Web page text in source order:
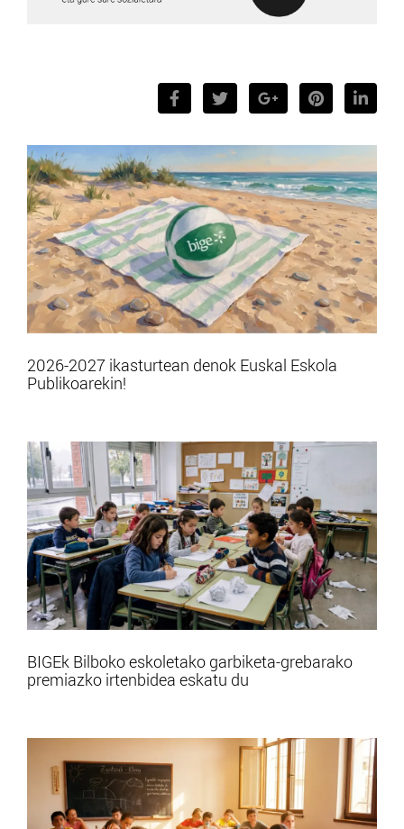
2026-2027 ikasturtean denok Euskal Eskola
Publikoarekin!
BIGEk Bilboko eskoletako garbiketa-grebarako
premiazko irtenbidea eskatu du